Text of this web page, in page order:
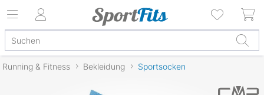
Running & Fitness Bekleidung Sportsocken